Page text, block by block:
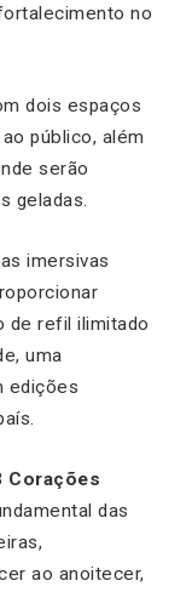
no
dois espaços
público, além
serão
geladas.
imersivas
de refil ilimitado
uma
edições
Corações
das
ao anoitecer,